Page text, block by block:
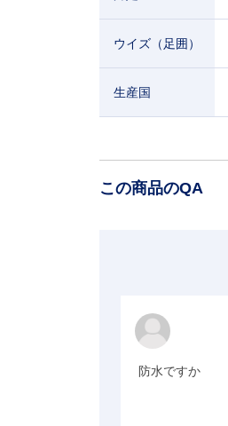
ウイズ（足囲）
生産国
この商品のQA
防水ですか